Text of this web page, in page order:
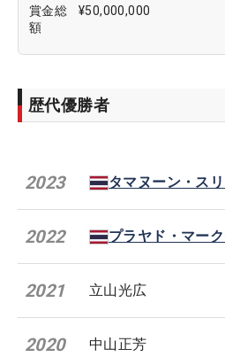
賞金総
額
¥50,000,000
歴代優勝者
2023 タマヌーン・ス
2022 プラヤド・マー
2021 立山光広
2020 中山正芳